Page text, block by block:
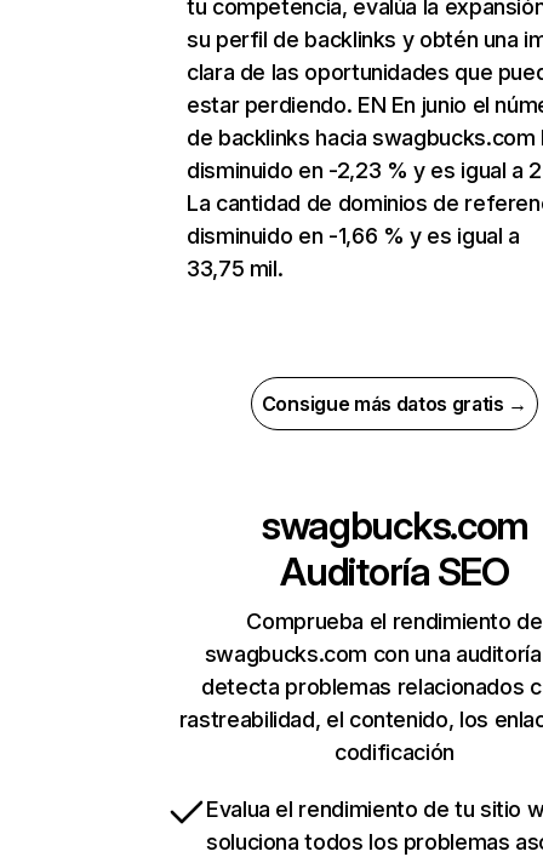
tu competencia, evalúa la
su perfil de backlinks y obtén una
clara de las oportunidades que
estar perdiendo. EN En junio el
de backlinks hacia swagbucks.com
disminuido en -2,23 % y es igual a
La cantidad de dominios de
disminuido en -1,66 % y es igual a
33,75 mil.
Consigue más datos gratis →
swagbucks.com
Auditoría SEO
Comprueba el rendimiento de
swagbucks.com con una
detecta problemas relacionados
rastreabilidad, el contenido, los
codificación
Evalua el rendimiento de tu sitio
soluciona todos los problemas